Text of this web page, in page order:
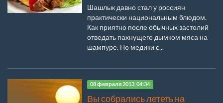
Шашлык давно стал у россиян
практически национальным блюдом.
Как приятно после обычных застолий
отведать пахнущего дымком мяса на
шампуре. Но медики с...
08 февраля 2013, 04:34
Вы собрались лететь на